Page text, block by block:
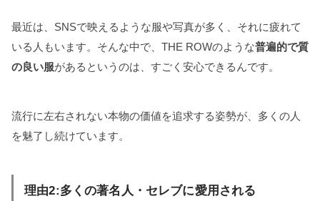
最近は、SNSで映えるような服や写真が多く、それに疲れて
いる人もいます。そんな中で、THE ROWのような普遍的で質
の良い服があるというのは、すごく安心できるんです。
流行に左右されない本物の価値を追求する姿勢が、多くの人
を魅了し続けています。
理由2:多くの著名人・セレブに愛用される